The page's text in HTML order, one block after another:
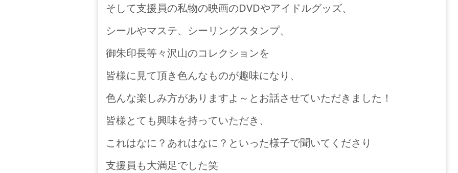
そして支援員の私物の映画のDVDやアイドルグッズ、
シールやマステ、シーリングスタンプ、
御朱印長等々沢山のコレクションを
皆様に見て頂き色んなものが趣味になり、
色んな楽しみ方がありますよ～とお話させていただきました！
皆様とても興味を持っていただき、
これはなに？あれはなに？といった様子で聞いてくださり
支援員も大満足でした笑